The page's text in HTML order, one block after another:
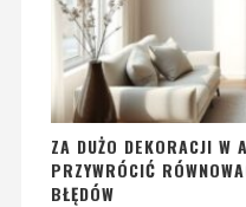
ZA DUŻO DEKORACJI
PRZYWRÓCIĆ
BŁĘDÓW